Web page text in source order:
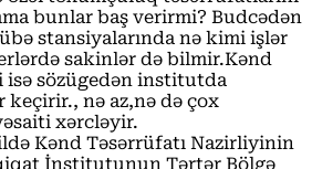
bunlar baş verirmi? Budcədən
stansiyalarında nə kimi işlər
sakinlər də bilmir.Kənd
isə sözügedən institutda
keçirir., nə az,nə də çox
xərcləyir.
Kənd Təsərrüfatı Nazirliyinin
İnstitutunun Tərtər Bölgə